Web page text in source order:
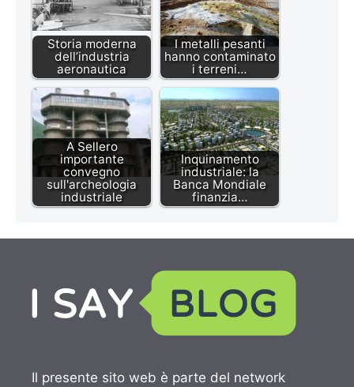
Storia moderna
dell’industria
aeronautica
I metalli pesanti
hanno contaminato
i terreni…
A Sellero
importante
convegno
sull'archeologia
industriale
Inquinamento
industriale: la
Banca Mondiale
finanzia…
Il presente sito web è parte del network